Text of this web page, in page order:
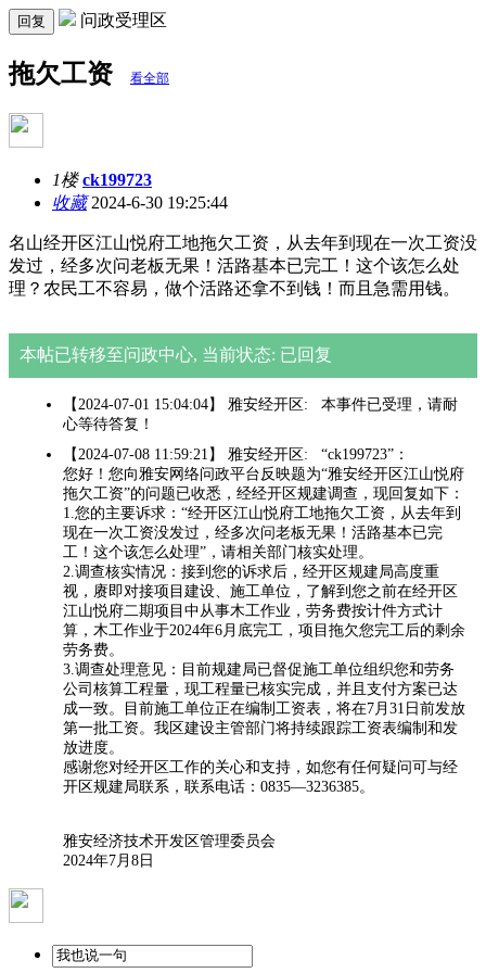
回复 问政受理区
拖欠工资 看全部
1楼 ck199723
收藏2024-6-30 19:25:44
名山经开区江山悦府工地拖欠工资，从去年到现在一次工资没
发过，经多次问老板无果！活路基本已完工！这个该怎么处
理？农民工不容易，做个活路还拿不到钱！而且急需用钱。
本帖已转移至问政中心, 当前状态: 已回复
【2024-07-01 15:04:04】 雅安经开区: 本事件已受理，请耐
心等待答复！
【2024-07-08 11:59:21】 雅安经开区: “ck199723”：
您好！您向雅安网络问政平台反映题为“雅安经开区江山悦府
拖欠工资”的问题已收悉，经经开区规建调查，现回复如下：
1.您的主要诉求：“经开区江山悦府工地拖欠工资，从去年到
现在一次工资没发过，经多次问老板无果！活路基本已完
工！这个该怎么处理”，请相关部门核实处理。
2.调查核实情况：接到您的诉求后，经开区规建局高度重
视，赓即对接项目建设、施工单位，了解到您之前在经开区
江山悦府二期项目中从事木工作业，劳务费按计件方式计
算，木工作业于2024年6月底完工，项目拖欠您完工后的剩余
劳务费。
3.调查处理意见：目前规建局已督促施工单位组织您和劳务
公司核算工程量，现工程量已核实完成，并且支付方案已达
成一致。目前施工单位正在编制工资表，将在7月31日前发放
第一批工资。我区建设主管部门将持续跟踪工资表编制和发
放进度。
感谢您对经开区工作的关心和支持，如您有任何疑问可与经
开区规建局联系，联系电话：0835—3236385。
雅安经济技术开发区管理委员会
2024年7月8日